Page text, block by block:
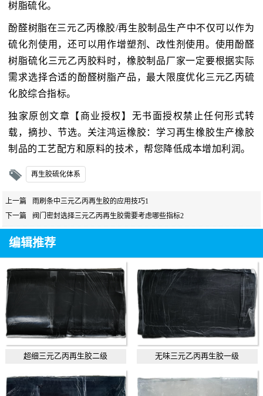
树脂硫化。
酚醛树脂在三元乙丙橡胶/再生胶制品生产中不仅可以作为
硫化剂使用，还可以用作增塑剂、改性剂使用。使用酚醛
树脂硫化三元乙丙胶料时，橡胶制品厂家一定要根据实际
需求选择合适的酚醛树脂产品，最大限度优化三元乙丙硫
化胶综合指标。
独家原创文章【商业授权】无书面授权禁止任何形式转
载，摘抄、节选。关注鸿运橡胶：学习再生橡胶生产橡胶
制品的工艺配方和原料的技术，帮您降低成本增加利润。
再生胶硫化体系
上一篇
雨刷条中三元乙丙再生胶的应用技巧1
下一篇
阀门密封选择三元乙丙再生胶需要考虑哪些指标2
编辑推荐
超细三元乙丙再生胶二级 无味三元乙丙再生胶一级